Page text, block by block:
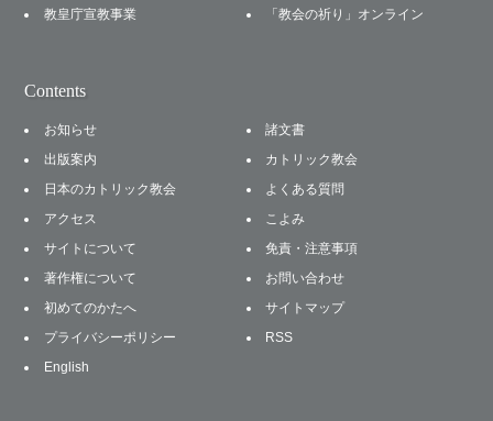
教皇庁宣教事業
「教会の祈り」オンライン
Contents
お知らせ
諸文書
出版案内
カトリック教会
日本のカトリック教会
よくある質問
アクセス
こよみ
サイトについて
免責・注意事項
著作権について
お問い合わせ
初めてのかたへ
サイトマップ
プライバシーポリシー
RSS
English